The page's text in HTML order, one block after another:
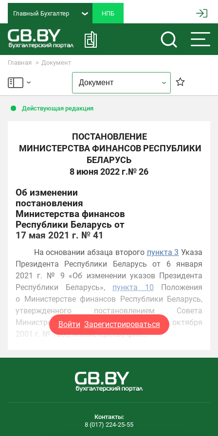
Главный Бухгалтер
Главная Документ
Действующая редакция
ПОСТАНОВЛЕНИЕ
МИНИСТЕРСТВА ФИНАНСОВ РЕСПУБЛИКИ
БЕЛАРУСЬ
8 июня 2022 г.№ 26
Об изменении
постановления
Министерства финансов
Республики Беларусь от
17 мая 2021 г. № 41
На основании абзаца второго пункта 3 Указа
Президента Республики Беларусь от 6 января
2021 г. № 9 «Об изменении указов Президента
Республики Беларусь», пункта 10 Положения
о Министерстве финансов Республики Беларусь,
утвержденного постановлением Совета
Министров Республики Беларусь от 31 октября
2001 г. № 1585, Министерство фин…
Войти Зарегистрироваться
Контакты:
8 (017) 224-25-55